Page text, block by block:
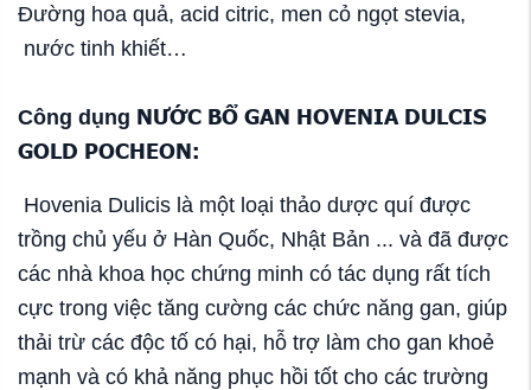
Đường hoa quả, acid citric, men cỏ ngọt stevia,
nước tinh khiết…
Công dụng NƯỚC BỔ GAN HOVENIA DULCIS
GOLD POCHEON:
Hovenia Dulicis là một loại thảo dược quí được
trồng chủ yếu ở Hàn Quốc, Nhật Bản ... và đã được
các nhà khoa học chứng minh có tác dụng rất tích
cực trong việc tăng cường các chức năng gan, giúp
thải trừ các độc tố có hại, hỗ trợ làm cho gan khoẻ
mạnh và có khả năng phục hồi tốt cho các trường